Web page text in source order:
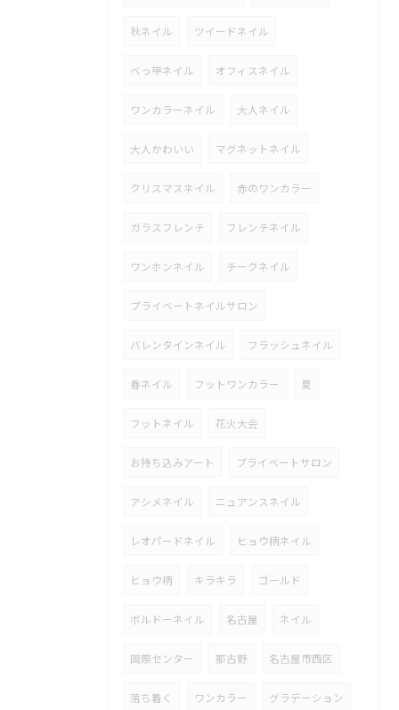
秋ネイル ツイードネイル
べっ甲ネイル オフィスネイル
ワンカラーネイル 大人ネイル
大人かわいい マグネットネイル
クリスマスネイル 赤のワンカラー
ガラスフレンチ フレンチネイル
ワンホンネイル チークネイル
プライベートネイルサロン
バレンタインネイル フラッシュネイル
春ネイル フットワンカラー 夏
フットネイル 花火大会
お持ち込みアート プライベートサロン
アシメネイル ニュアンスネイル
レオパードネイル ヒョウ柄ネイル
ヒョウ柄 キラキラ ゴールド
ボルドーネイル 名古屋 ネイル
国際センター 那古野 名古屋市西区
落ち着く ワンカラー グラデーション